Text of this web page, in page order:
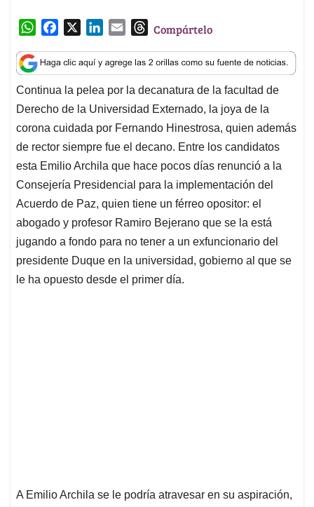
W
a
t
s
A
p
p
c
e
b
o
o
k
n
k
e
d
I
n
a
i
l
T
r
e
a
d
s
Compártelo
Continua la pelea por la decanatura de la facultad de
Derecho de la Universidad Externado, la joya de la
corona cuidada por Fernando Hinestrosa, quien además
de rector siempre fue el decano. Entre los candidatos
esta Emilio Archila que hace pocos días renunció a la
Consejería Presidencial para la implementación del
Acuerdo de Paz, quien tiene un férreo opositor: el
abogado y profesor Ramiro Bejerano que se la está
jugando a fondo para no tener a un exfuncionario del
presidente Duque en la universidad, gobierno al que se
le ha opuesto desde el primer día.
A Emilio Archila se le podría atravesar en su aspiración,